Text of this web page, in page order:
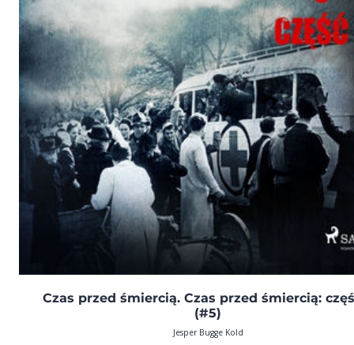
Czas przed śmiercią. Czas przed śmiercią:
(#5)
Jesper Bugge Kold